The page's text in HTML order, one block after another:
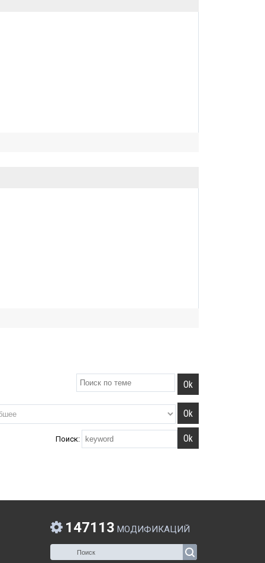
Поиск:
147113 МОДИФИКАЦИЙ